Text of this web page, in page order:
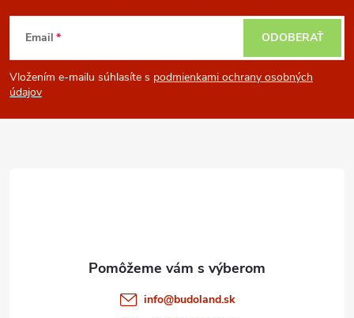
Z
á
p
Email
Vložením e-mailu súhlasíte s podmienkami ochrany osobných
údajov
ODOBERAŤ
info@budoland.sk